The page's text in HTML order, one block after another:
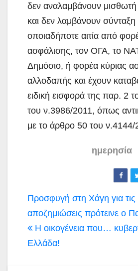
δεν αναλαμβάνουν
και δεν λαμβάνουν
οποιαδήποτε αιτία από
ασφάλισης, τον ΟΓΑ, το
Δημόσιο, ή φορέα κύριας
αλλοδαπής και έχουν
ειδική εισφορά της παρ. 2
του ν.3986/2011, όπως
με το άρθρο 50 του ν.4144/
ημερησία
Πλοήγηση
άρθρων
Προσφυγή στη Χάγη για τις
αποζημιώσεις πρότεινε ο
Η οικογένεια που…
Ελλάδα!